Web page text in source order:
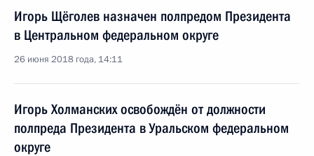
Игорь Щёголев назначен полпредом Президента
в Центральном федеральном округе
26 июня 2018 года, 14:11
Игорь Холманских освобождён от должности
полпреда Президента в Уральском федеральном
округе